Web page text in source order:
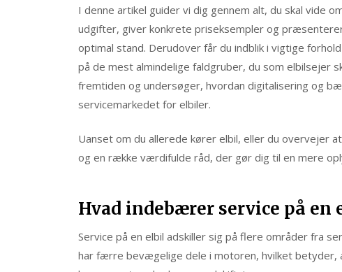
I denne artikel guider vi dig gennem alt, du skal vide
udgifter, giver konkrete priseksempler og
optimal stand. Derudover får du indblik i vigtige
på de mest almindelige faldgruber, du som elbilsejer
fremtiden og undersøger, hvordan digitalisering og
servicemarkedet for elbiler.
Uanset om du allerede kører elbil, eller du overvejer
og en række værdifulde råd, der gør dig til en mere
Hvad indebærer service på en
Service på en elbil adskiller sig på flere områder fra
har færre bevægelige dele i motoren, hvilket